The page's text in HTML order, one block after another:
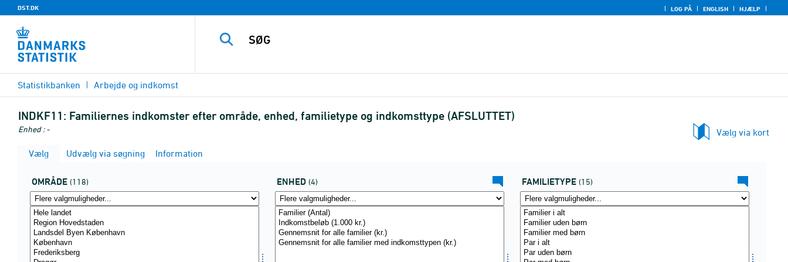
DST.DK LOG PÅ ENGLISH HJÆLP
Statistikbanken Arbejde og indkomst
INDKF11: Familiernes indkomster efter område, enhed, familietype og indkomsttype (AFSLUTTET)
Enhed : -
Vælg via kort
Vælg
Udvælg via søgning Information
OMRÅDE (118) ENHED (4) FAMILIETYPE (15)